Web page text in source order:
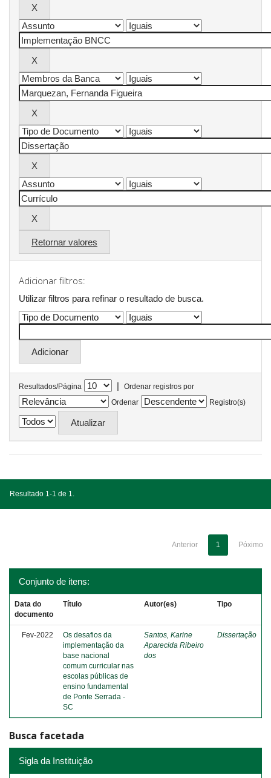
Retornar valores
Adicionar filtros:
Utilizar filtros para refinar o resultado de busca.
Resultados/Página |
Ordenar registros por
Ordenar
Registro(s)
Resultado 1-1 de 1.
Anterior 1 Póximo
Conjunto de itens:
Data do
documento
Título Autor(es) Tipo
Fev-2022
Os desafios da
implementação da
base nacional
comum curricular nas
escolas públicas de
ensino fundamental
de Ponte Serrada -
SC
Santos, Karine
Aparecida Ribeiro
dos
Dissertação
Busca facetada
Sigla da Instituição